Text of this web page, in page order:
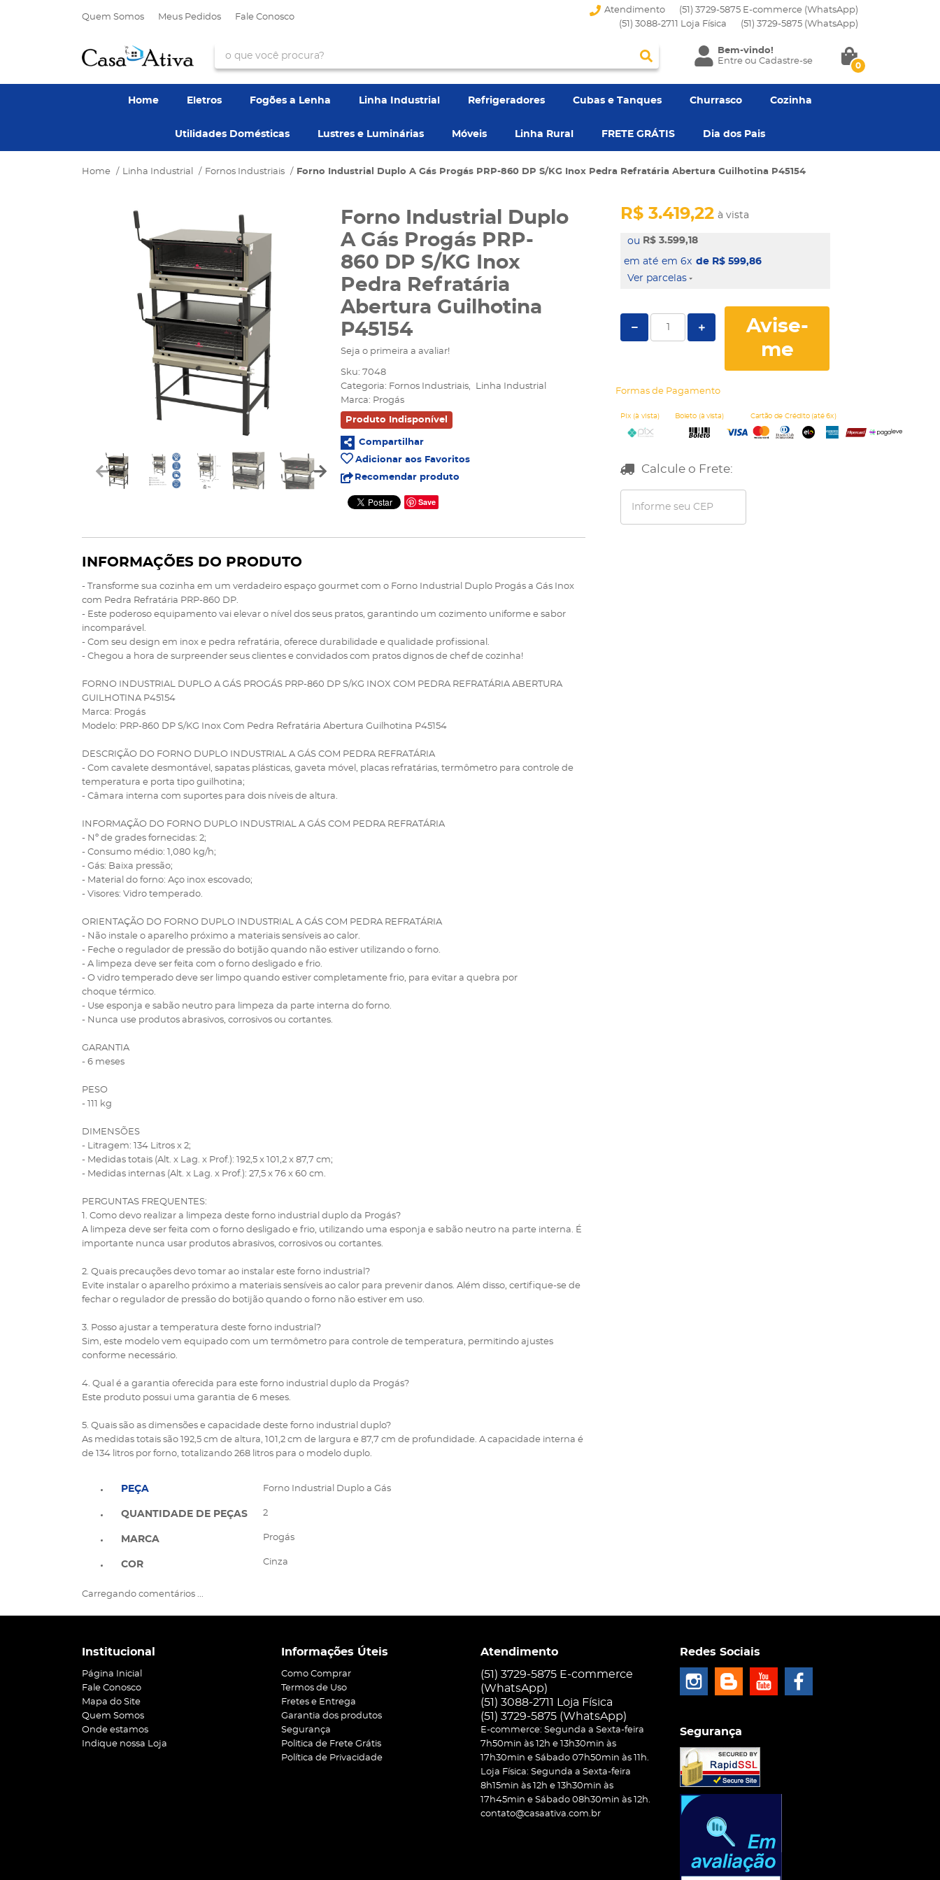
Quem Somos Meus Pedidos Fale Conosco
Atendimento
(51) 3729-5875 E-commerce (WhatsApp)
(51) 3088-2711 Loja Física
(51) 3729-5875 (WhatsApp)
Bem-vindo!
Entreou Cadastre-se 0
Home Eletros Fogões a Lenha Linha Industrial Refrigeradores Cubas e Tanques Churrasco Cozinha
Utilidades Domésticas Lustres e Luminárias Móveis Linha Rural FRETE GRÁTIS Dia dos Pais
Home Linha Industrial Fornos Industriais Forno Industrial Duplo A Gás Progás PRP-860 DP S/KG Inox Pedra Refratária Abertura Guilhotina P45154
Forno Industrial Duplo
A Gás Progás PRP-
860 DP S/KG Inox
Pedra Refratária
Abertura Guilhotina
P45154
Seja o primeira a avaliar!
Sku: 7048
Categoria: Fornos Industriais
Linha Industrial
Marca: Progás
Produto Indisponível
Compartilhar
Adicionar aos Favoritos
Recomendar produto
Save
R$ 3.599,18
R$ 3.419,22 à vista
em 6x de R$ 599,86
Ver parcelas
Avise-
me
Formas de Pagamento
Calcule o Frete:
INFORMAÇÕES DO PRODUTO
- Transforme sua cozinha em um verdadeiro espaço gourmet com o Forno Industrial Duplo Progás a Gás Inox
com Pedra Refratária PRP-860 DP.
- Este poderoso equipamento vai elevar o nível dos seus pratos, garantindo um cozimento uniforme e sabor
incomparável.
- Com seu design em inox e pedra refratária, oferece durabilidade e qualidade profissional.
- Chegou a hora de surpreender seus clientes e convidados com pratos dignos de chef de cozinha!
FORNO INDUSTRIAL DUPLO A GÁS PROGÁS PRP-860 DP S/KG INOX COM PEDRA REFRATÁRIA ABERTURA
GUILHOTINA P45154
Marca: Progás
Modelo: PRP-860 DP S/KG Inox Com Pedra Refratária Abertura Guilhotina P45154
DESCRIÇÃO DO FORNO DUPLO INDUSTRIAL A GÁS COM PEDRA REFRATÁRIA
- Com cavalete desmontável, sapatas plásticas, gaveta móvel, placas refratárias, termômetro para controle de
temperatura e porta tipo guilhotina;
- Câmara interna com suportes para dois níveis de altura.
INFORMAÇÃO DO FORNO DUPLO INDUSTRIAL A GÁS COM PEDRA REFRATÁRIA
- Nº de grades fornecidas: 2;
- Consumo médio: 1,080 kg/h;
- Gás: Baixa pressão;
- Material do forno: Aço inox escovado;
- Visores: Vidro temperado.
ORIENTAÇÃO DO FORNO DUPLO INDUSTRIAL A GÁS COM PEDRA REFRATÁRIA
- Não instale o aparelho próximo a materiais sensíveis ao calor.
- Feche o regulador de pressão do botijão quando não estiver utilizando o forno.
- A limpeza deve ser feita com o forno desligado e frio.
- O vidro temperado deve ser limpo quando estiver completamente frio, para evitar a quebra por
choque térmico.
- Use esponja e sabão neutro para limpeza da parte interna do forno.
- Nunca use produtos abrasivos, corrosivos ou cortantes.
GARANTIA
- 6 meses
PESO
- 111 kg
DIMENSÕES
- Litragem: 134 Litros x 2;
- Medidas totais (Alt. x Lag. x Prof.): 192,5 x 101,2 x 87,7 cm;
- Medidas internas (Alt. x Lag. x Prof.): 27,5 x 76 x 60 cm.
PERGUNTAS FREQUENTES:
1. Como devo realizar a limpeza deste forno industrial duplo da Progás?
A limpeza deve ser feita com o forno desligado e frio, utilizando uma esponja e sabão neutro na parte interna. É
importante nunca usar produtos abrasivos, corrosivos ou cortantes.
2. Quais precauções devo tomar ao instalar este forno industrial?
Evite instalar o aparelho próximo a materiais sensíveis ao calor para prevenir danos. Além disso, certifique-se de
fechar o regulador de pressão do botijão quando o forno não estiver em uso.
3. Posso ajustar a temperatura deste forno industrial?
Sim, este modelo vem equipado com um termômetro para controle de temperatura, permitindo ajustes
conforme necessário.
4. Qual é a garantia oferecida para este forno industrial duplo da Progás?
Este produto possui uma garantia de 6 meses.
5. Quais são as dimensões e capacidade deste forno industrial duplo?
As medidas totais são 192,5 cm de altura, 101,2 cm de largura e 87,7 cm de profundidade. A capacidade interna é
de 134 litros por forno, totalizando 268 litros para o modelo duplo.
PEÇA
QUANTIDADE DE PEÇAS
MARCA
COR
Forno Industrial Duplo a Gás
2
Progás
Cinza
Carregando comentários ...
Institucional
Página Inicial
Fale Conosco
Mapa do Site
Quem Somos
Onde estamos
Indique nossa Loja
Informações Úteis
Como Comprar
Termos de Uso
Fretes e Entrega
Garantia dos produtos
Segurança
Politica de Frete Grátis
Política de Privacidade
Atendimento
(51) 3729-5875 E-commerce
(WhatsApp)
(51) 3088-2711 Loja Física
(51) 3729-5875 (WhatsApp)
E-commerce: Segunda a Sexta-feira
7h50min às 12h e 13h30min às
17h30min e Sábado 07h50min às 11h.
Loja Física: Segunda a Sexta-feira
8h15min às 12h e 13h30min às
17h45min e Sábado 08h30min às 12h.
contato@casaativa.com.br
Redes Sociais
Segurança